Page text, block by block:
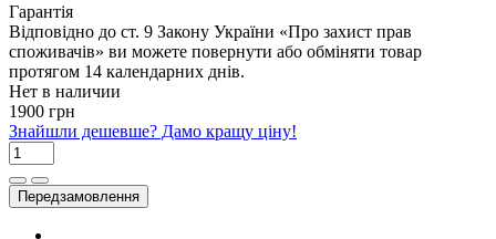
Гарантія
Відповідно до ст. 9 Закону України «Про захист прав
споживачів» ви можете повернути або обміняти товар
протягом 14 календарних днів.
Нет в наличии
1900 грн
Знайшли дешевше? Дамо кращу ціну!
Передзамовлення